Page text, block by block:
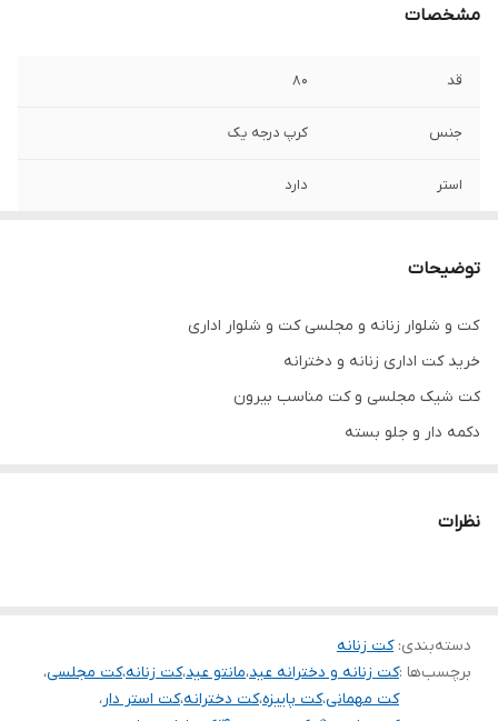
مشخصات
قد ۸۰
جنس کرپ درجه یک
استر دارد
توضیحات
کت و شلوار زنانه و مجلسی کت و شلوار اداری
خرید کت اداری زنانه و دخترانه
کت شیک مجلسی و کت مناسب بیرون
دکمه دار و جلو بسته
عکس خود کار
نظرات
دسته‌بندی:کت زنانه
برچسب‌ها :کت زنانه و دخترانه عید،مانتو عید،کت زنانه،کت مجلسی،
کت مهمانی،کت پاییزه،کت دخترانه،کت استر دار،